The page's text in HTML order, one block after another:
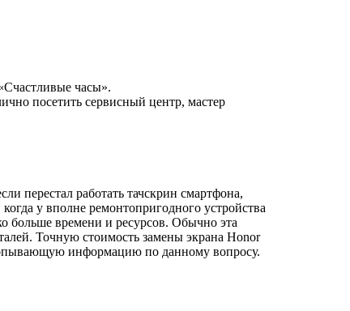
часы».
посетить сервисный центр, мастер
перестал работать тачскрин смартфона,
у вполне ремонтопригодного устройства
больше времени и ресурсов. Обычно эта
Точную стоимость замены экрана Honor
информацию по данному вопросу.